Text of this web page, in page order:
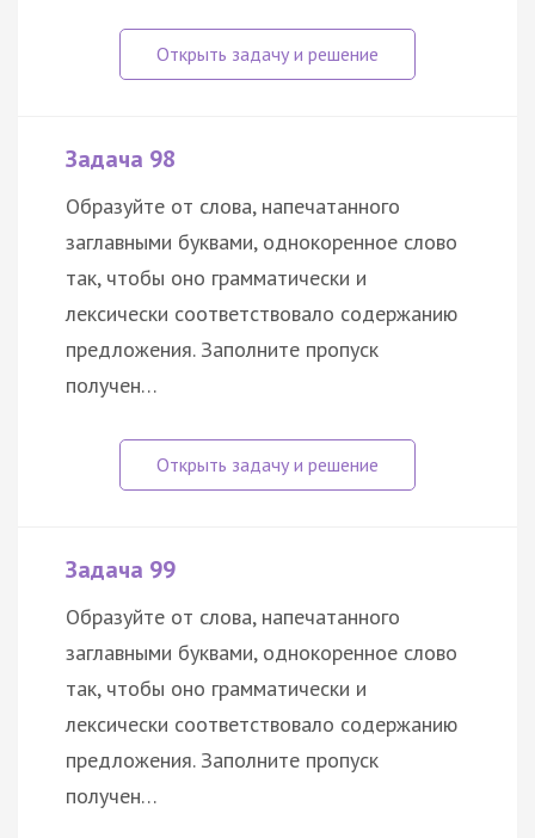
Задача 98
Образуйте от слова, напечатанного
заглавными буквами, однокоренное слово
так, чтобы оно грамматически и
лексически соответствовало содержанию
предложения. Заполните пропуск
получен…
Задача 99
Образуйте от слова, напечатанного
заглавными буквами, однокоренное слово
так, чтобы оно грамматически и
лексически соответствовало содержанию
предложения. Заполните пропуск
получен…